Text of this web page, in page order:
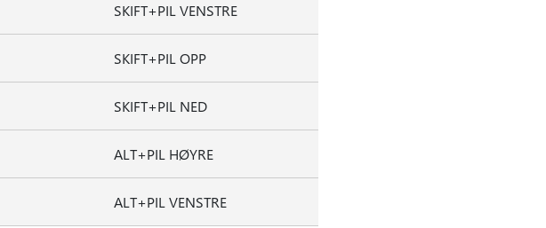
SKIFT+PIL VENSTRE
SKIFT+PIL OPP
SKIFT+PIL NED
ALT+PIL HØYRE
ALT+PIL VENSTRE